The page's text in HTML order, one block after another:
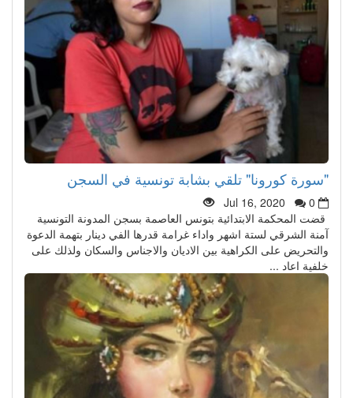
"سورة كورونا" تلقي بشابة تونسية في السجن
Jul 16, 2020
0
قضت المحكمة الابتدائية بتونس العاصمة بسجن المدونة التونسية
آمنة الشرقي لستة اشهر واداء غرامة قدرها الفي دينار بتهمة الدعوة
والتحريض على الكراهية بين الاديان والاجناس والسكان ولذلك على
خلفية اعاد ...